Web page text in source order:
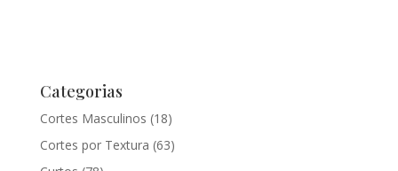
Categorias
Cortes Masculinos (18)
Cortes por Textura (63)